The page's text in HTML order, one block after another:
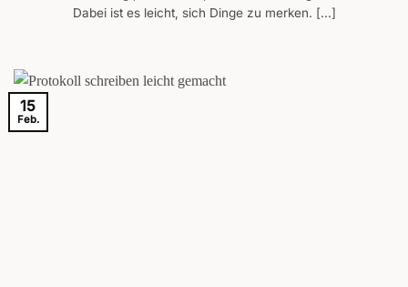
Dabei ist es leicht, sich Dinge zu merken. [...]
15
Feb.